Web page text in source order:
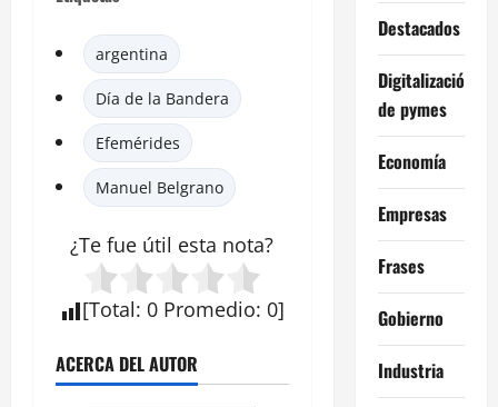
argentina
Día de la Bandera
Efemérides
Manuel Belgrano
¿Te fue útil esta nota?
[Total: 0 Promedio: 0]
ACERCA DEL AUTOR
Destacados
Digitalización
de pymes
Economía
Empresas
Frases
Gobierno
Industria